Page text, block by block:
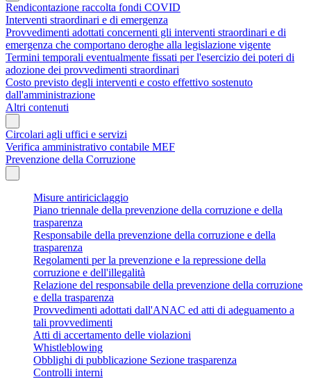
Rendicontazione raccolta fondi COVID
Interventi straordinari e di emergenza
Provvedimenti adottati concernenti gli interventi straordinari e di
emergenza che comportano deroghe alla legislazione vigente
Termini temporali eventualmente fissati per l'esercizio dei poteri di
adozione dei provvedimenti straordinari
Costo previsto degli interventi e costo effettivo sostenuto
dall'amministrazione
Altri contenuti
Circolari agli uffici e servizi
Verifica amministrativo contabile MEF
Prevenzione della Corruzione
Misure antiriciclaggio
Piano triennale della prevenzione della corruzione e della
trasparenza
Responsabile della prevenzione della corruzione e della
trasparenza
Regolamenti per la prevenzione e la repressione della
corruzione e dell'illegalità
Relazione del responsabile della prevenzione della corruzione
e della trasparenza
Provvedimenti adottati dall'ANAC ed atti di adeguamento a
tali provvedimenti
Atti di accertamento delle violazioni
Whistleblowing
Obblighi di pubblicazione Sezione trasparenza
Controlli interni